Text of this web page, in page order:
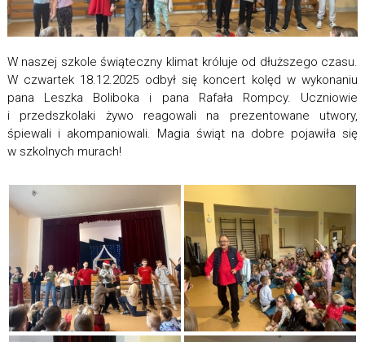
W naszej szkole świąteczny klimat króluje od dłuższego czasu.
W czwartek 18.12.2025 odbył się koncert kolęd w wykonaniu
pana Leszka Boliboka i pana Rafała Rompcy. Uczniowie
i przedszkolaki żywo reagowali na prezentowane utwory,
śpiewali i akompaniowali. Magia świąt na dobre pojawiła się
w szkolnych murach!